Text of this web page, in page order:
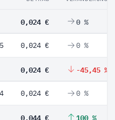
0,024 € 0 %
0,024 € 0 %
0,024 € -45,45 %
0,024 € 0 %
0,044 € 100 %